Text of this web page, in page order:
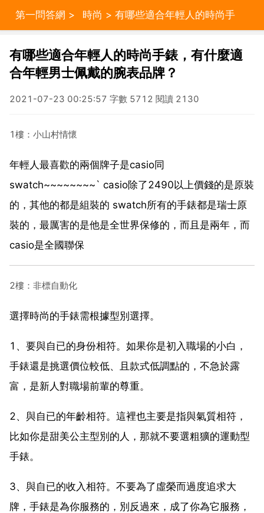
第一問答網 > 時尚 > 有哪些適合年輕人的時尚手
錶，有什麼適合年輕男士佩戴的腕表品牌？
有哪些適合年輕人的時尚手錶，有什麼適
合年輕男士佩戴的腕表品牌？
2021-07-23 00:25:57 字數 5712 閱讀 2130
1樓：小山村情懷
年輕人最喜歡的兩個牌子是casio同
swatch~~~~~~~~` casio除了2490以上價錢的是原裝
的，其他的都是組裝的 swatch所有的手錶都是瑞士原
裝的，最厲害的是他是全世界保修的，而且是兩年，而
casio是全國聯保
2樓：非標自動化
選擇時尚的手錶需根據型別選擇。
1、要與自已的身份相符。如果你是初入職場的小白，
手錶還是挑選價位較低、且款式低調點的，不急於露
富，是新人對職場前輩的尊重。
2、與自已的年齡相符。這裡也主要是指與氣質相符，
比如你是甜美公主型別的人，那就不要選粗獷的運動型
手錶。
3、與自已的收入相符。不要為了虛榮而過度追求大
牌，手錶是為你服務的，別反過來，成了你為它服務，